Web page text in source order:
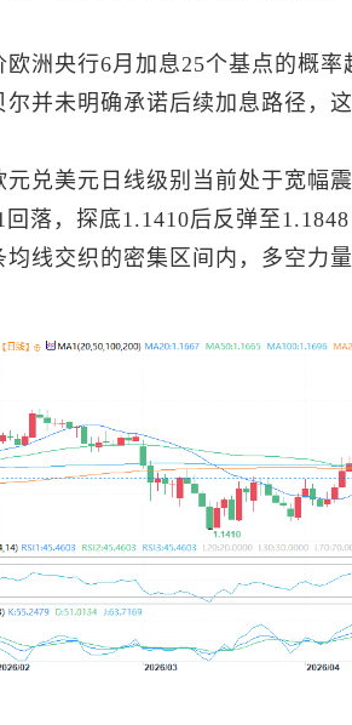
欧洲央行6月加息25个基点的概
尔并未明确承诺后续加息路径，
元兑美元 日线级别当前处于宽幅
回落，探底1.1410后反弹至
均线交织的密集区间内，多空力